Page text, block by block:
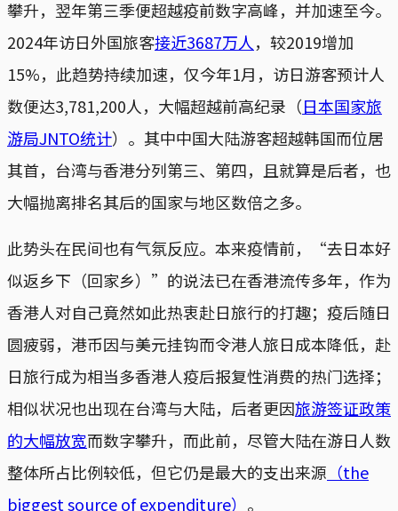
攀升，翌年第三季便超越疫前数字高峰，并加速至今。
2024年访日外国旅客接近3687万人 ，较2019增加
15%，此趋势持续加速，仅今年1月，访日游客预计人
数便达3,781,200人，大幅超越前高纪录（日本国家旅
游局JNTO统计）。其中中国大陆游客超越韩国而位居
其首，台湾与香港分列第三、第四，且就算是后者，也
大幅抛离排名其后的国家与地区数倍之多。
此势头在民间也有气氛反应。本来疫情前，“去日本好
似返乡下（回家乡）”的说法已在香港流传多年，作为
香港人对自己竟然如此热衷赴日旅行的打趣；疫后随日
圆疲弱，港币因与美元挂钩而令港人旅日成本降低，赴
日旅行成为相当多香港人疫后报复性消费的热门选择；
相似状况也出现在台湾与大陆，后者更因旅游签证政策
的大幅放宽而数字攀升，而此前，尽管大陆在游日人数
整体所占比例较低，但它仍是最大的支出来源 （the
biggest source of expenditure） 。